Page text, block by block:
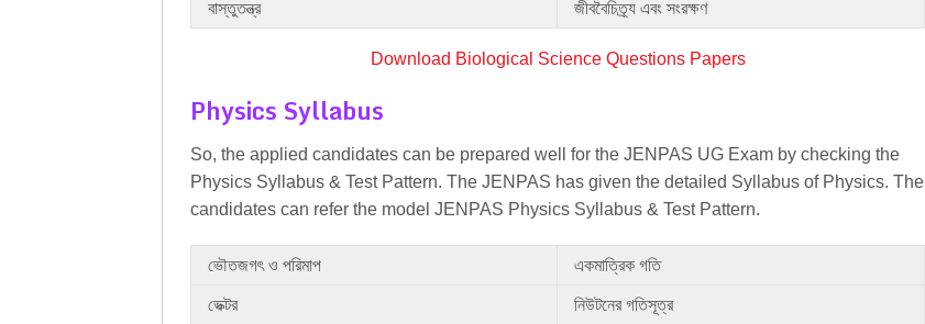
বাস্তুতন্ত্র জীববৈচিত্র্য এবং সংরক্ষণ
Download Biological Science Questions Papers
Physics Syllabus
So, the applied candidates can be prepared well for the JENPAS UG Exam by checking the
Physics Syllabus & Test Pattern. The JENPAS has given the detailed Syllabus of Physics. The
candidates can refer the model JENPAS Physics Syllabus & Test Pattern.
ভৌতজগৎ ও পরিমাপ একমাত্রিক গতি
ভেক্টর নিউটনের গতিসূত্র